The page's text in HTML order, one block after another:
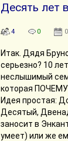
Десять лет
4 0
Итак. Дядя
серьезно? 10
неслышимый
которая
Идея простая:
Десятый,
заносит в
умеет) или же